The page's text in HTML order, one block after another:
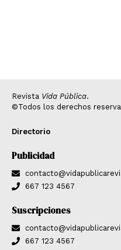
Revista Vida Pública.
©Todos los derechos
Directorio
Publicidad
667 123 4567
Suscripciones
667 123 4567